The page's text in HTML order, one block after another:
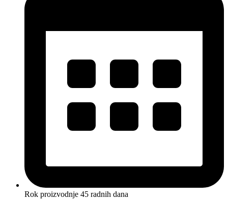
Rok proizvodnje 45 radnih dana